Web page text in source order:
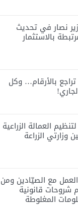
نصار في تحديث
بالاستثمار
بالأرقام… وكل
العمالة الزراعية
وزارتي الزراعة
مع الصيّادين ومن
قانونية
المغلوطة